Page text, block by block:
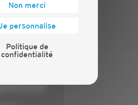
de confidentialité
de presse
presse
Non merci
personnalise
Politique de
confidentialité